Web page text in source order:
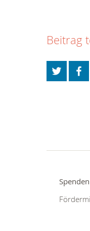
Beitrag
Spenden